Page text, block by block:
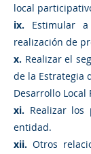
local
ix. Estimular
realización de
x. Realizar el
de la Estrategia
Desarrollo Local
xi. Realizar los
entidad.
xii. Otros